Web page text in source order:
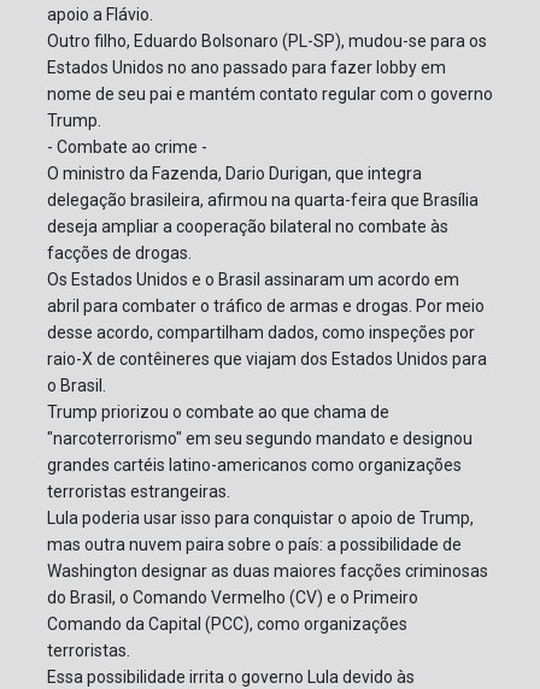
apoio a Flávio.
Outro filho, Eduardo Bolsonaro (PL-SP), mudou-se para os
Estados Unidos no ano passado para fazer lobby em
nome de seu pai e mantém contato regular com o governo
Trump.
- Combate ao crime -
O ministro da Fazenda, Dario Durigan, que integra
delegação brasileira, afirmou na quarta-feira que Brasília
deseja ampliar a cooperação bilateral no combate às
facções de drogas.
Os Estados Unidos e o Brasil assinaram um acordo em
abril para combater o tráfico de armas e drogas. Por meio
desse acordo, compartilham dados, como inspeções por
raio-X de contêineres que viajam dos Estados Unidos para
o Brasil.
Trump priorizou o combate ao que chama de
"narcoterrorismo" em seu segundo mandato e designou
grandes cartéis latino-americanos como organizações
terroristas estrangeiras.
Lula poderia usar isso para conquistar o apoio de Trump,
mas outra nuvem paira sobre o país: a possibilidade de
Washington designar as duas maiores facções criminosas
do Brasil, o Comando Vermelho (CV) e o Primeiro
Comando da Capital (PCC), como organizações
terroristas.
Essa possibilidade irrita o governo Lula devido às